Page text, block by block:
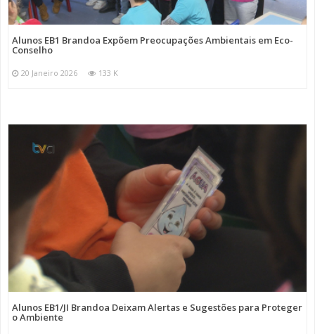
Alunos EB1 Brandoa Expõem Preocupações Ambientais em Eco-
Conselho
20 Janeiro 2026 133 K
Alunos EB1/JI Brandoa Deixam Alertas e Sugestões para Proteger
o Ambiente